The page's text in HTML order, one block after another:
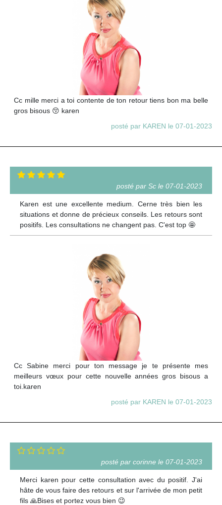
Cc mille merci a toi contente de ton retour tiens bon ma belle
gros bisous 😚 karen
posté par KAREN le 07-01-2023
posté par Sc le 07-01-2023
Karen est une excellente medium. Cerne très bien les
situations et donne de précieux conseils. Les retours sont
positifs. Les consultations ne changent pas. C'est top 🤩
Cc Sabine merci pour ton message je te présente mes
meilleurs vœux pour cette nouvelle années gros bisous a
toi.karen
posté par KAREN le 07-01-2023
posté par corinne le 07-01-2023
Merci karen pour cette consultation avec du positif. J'ai
hâte de vous faire des retours et sur l'arrivée de mon petit
fils 🙏Bises et portez vous bien 😉